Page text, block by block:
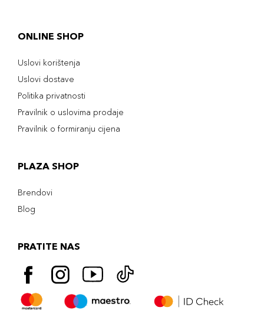
ONLINE SHOP
Uslovi korištenja
Uslovi dostave
Politika privatnosti
Pravilnik o uslovima prodaje
Pravilnik o formiranju cijena
PLAZA SHOP
Brendovi
Blog
PRATITE NAS